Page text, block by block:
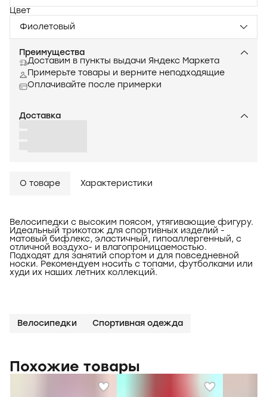
Цвет
Фиолетовый
Преимущества
Доставим в пункты выдачи Яндекс Маркета
Примерьте товары и верните неподходящие
Оплачивайте после примерки
Доставка
О товаре Характеристики
Велосипедки с высоким поясом, утягивающие фигуру.
Идеальный трикотаж для спортивных изделий -
матовый бифлекс, эластичный, гипоаллергенный, с
отличной воздухо- и влагопроницаемостью.
Подходят для занятий спортом и для повседневной
носки. Рекомендуем носить с топами, футболками или
худи их наших летних коллекций.
Велосипедки Спортивная одежда
Похожие товары